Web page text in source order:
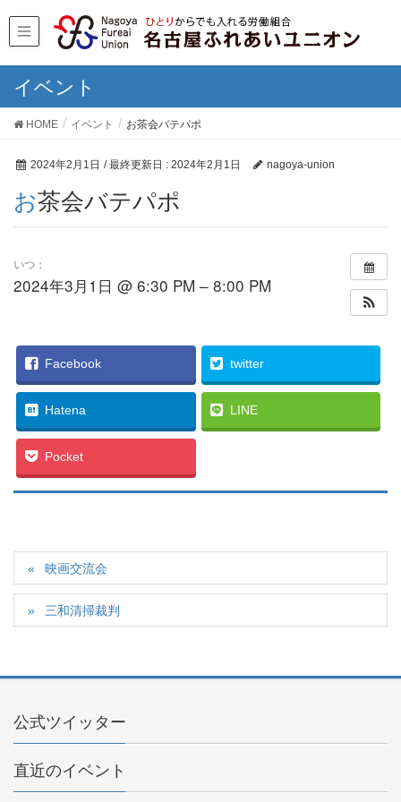
イベント
HOME イベント お茶会バテパポ
2024年2月1日 / 最終更新日 : 2024年2月1日 nagoya-union
お茶会バテパポ
いつ：
2024年3月1日 @ 6:30 PM – 8:00 PM
Facebook twitter
Hatena LINE
Pocket
映画交流会
三和清掃裁判
公式ツイッター
直近のイベント